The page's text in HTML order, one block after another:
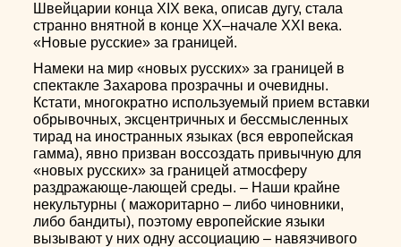
Швейцарии конца XIX века, описав дугу, стала
странно внятной в конце XX–начале XXI века.
«Новые русские» за границей.
Намеки на мир «новых русских» за границей в
спектакле Захарова прозрачны и очевидны.
Кстати, многократно используемый прием вставки
обрывочных, эксцентричных и бессмысленных
тирад на иностранных языках (вся европейская
гамма), явно призван воссоздать привычную для
«новых русских» за границей атмосферу
раздражающе-лающей среды. – Наши крайне
некультурны ( мажоритарно – либо чиновники,
либо бандиты), поэтому европейские языки
вызывают у них одну ассоциацию – навязчивого